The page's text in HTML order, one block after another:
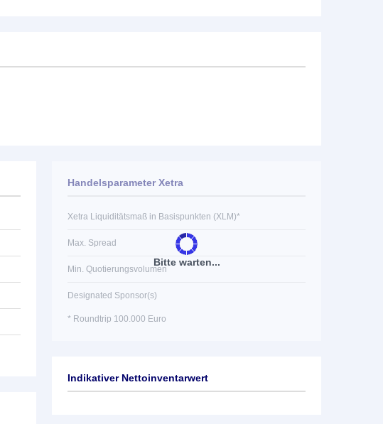
Bitte warten...
Handelsparameter Xetra
Xetra Liquiditätsmaß in Basispunkten (XLM)*
Max. Spread
Min. Quotierungsvolumen
Designated Sponsor(s)
* Roundtrip 100.000 Euro
Indikativer Nettoinventarwert